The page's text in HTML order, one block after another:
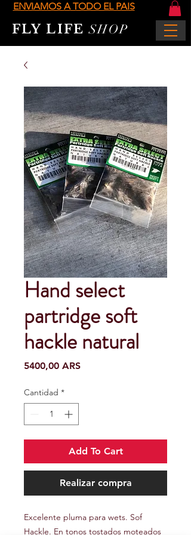
ENVIAMOS A TODO EL PAIS
FLY LIFESHOP
Hand select
partridge soft
hackle natural
5400,00 ARSPrecio
Cantidad *
Add To Cart
Realizar compra
Excelente pluma para wets. Sof
Hackle. En tonos tostados moteados